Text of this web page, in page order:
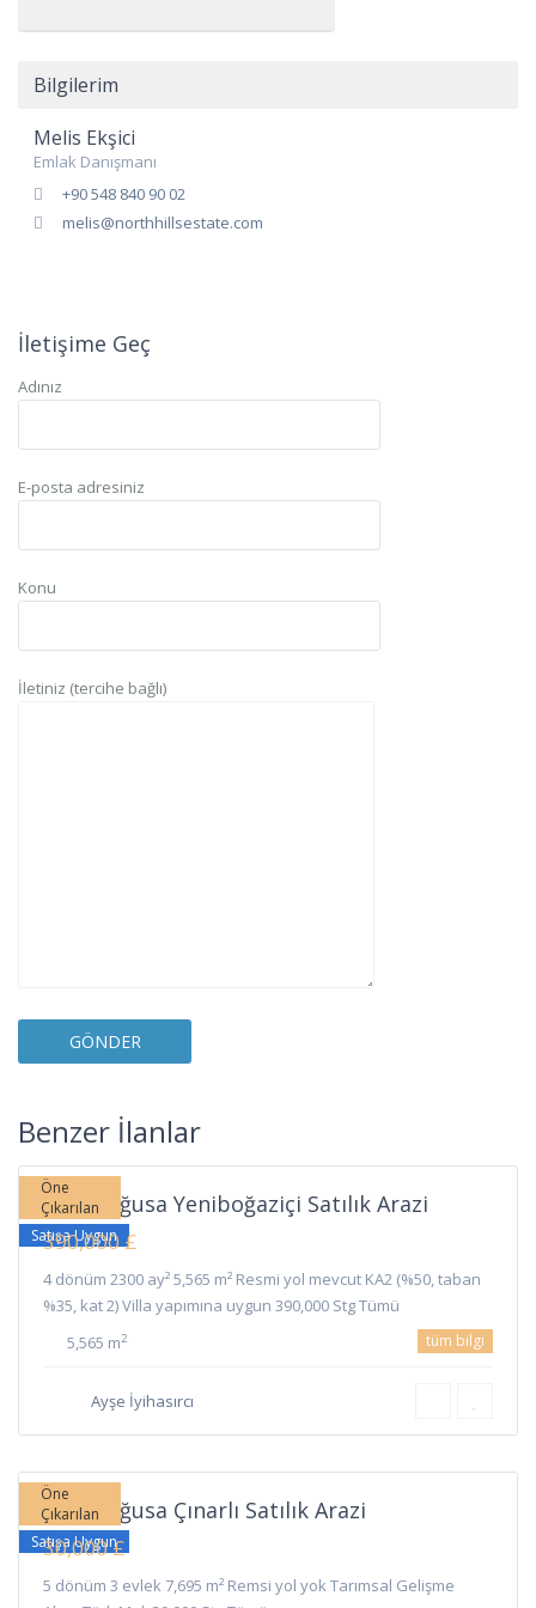
Bilgilerim
Melis Ekşici
Emlak Danışmanı
+90 548 840 90 02
melis@northhillsestate.com
İletişime Geç
Adınız
E-posta adresiniz
Konu
İletiniz (tercihe bağlı)
Benzer İlanlar
Gazimağusa
Öne
Çıkarılan
Satışa Uygun
Gazimağusa Yeniboğaziçi Satılık Arazi
390,000 £
4 dönüm 2300 ay² 5,565 m² Resmi yol mevcut KA2 (%50, taban
%35, kat 2) Villa yapımına uygun 390,000 Stg Tümü
5,565 m2 tüm bilgi
Ayşe İyihasırcı
Öne
Çıkarılan
Satışa Uygun
Gazimağusa Çınarlı Satılık Arazi
30,000 £
5 dönüm 3 evlek 7,695 m² Remsi yol yok Tarımsal Gelişme